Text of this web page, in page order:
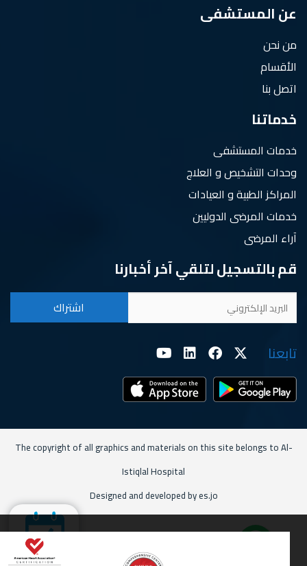
عن المستشفى
من نحن
الأقسام
اتصل بنا
خدماتنا
خدمات المستشفى
وحدات التشخيص و العلاج
المراكز الطبية و العيادات
خدمات المرضى الدوليين
آراء المرضى
قم بالتسجيل لتلقي آخر أخبارنا
تابعنا
The copyright of all graphics and materials on this site belongs to Al-
Istiqlal Hospital
Designed and developed by es.jo